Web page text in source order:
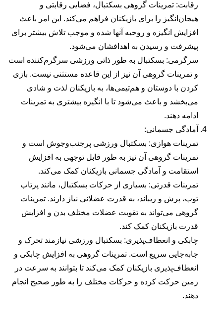
رقابت: تمرینات گروهی بسکتبال، فضایی رقابتی و
هیجان‌انگیز را برای بازیکنان فراهم می‌کند. این امر باعث
افزایش انگیزه و روحیه آنها شده و موجب تلاش بیشتر برای
پیشرفت و رسیدن به اهدافشان می‌شود.
سرگرمی: بسکتبال به طور ذاتی ورزشی سرگرم‌کننده است
و تمرینات گروهی آن نیز از این قاعده مستثنی نیست. بازی
کردن با دوستان و هم‌تیمی‌ها، به بازیکنان لذت و شادی
می‌بخشد و باعث می‌شود تا با انگیزه بیشتری به تمرینات
ادامه دهند.
آمادگی جسمانی:
تمرینات هوازی: بسکتبال ورزشی پرجنب‌وجوش است و
تمرینات گروهی آن نیز به طور قابل توجهی به افزایش
استقامت و آمادگی جسمانی بازیکنان کمک می‌کند.
تمرینات قدرتی: بسیاری از حرکات بسکتبال، مانند پرتاب
توپ، پرش و ریباند، به قدرت عضلانی نیاز دارند. تمرینات
گروهی می‌تواند به تقویت عضلات مختلف بدن و افزایش
قدرت بازیکنان کمک کند.
چابکی و انعطاف‌پذیری: بسکتبال ورزشی نیازمند تحرک و
جابه‌جایی سریع است. تمرینات گروهی به افزایش چابکی و
انعطاف‌پذیری بازیکنان کمک می‌کند تا بتوانند به سرعت در
زمین حرکت کرده و حرکات مختلف را به طور صحیح انجام
دهند.